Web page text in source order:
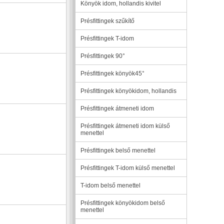
Könyök idom, hollandis kivitel
Présfittingek szűkítő
Présfittingek T-idom
Présfittingek 90°
Présfittingek könyök45°
Présfittingek könyökidom, hollandis
Présfittingek átmeneti idom
Présfittingek átmeneti idom külső
menettel
Présfittingek belső menettel
Présfittingek T-idom külső menettel
T-idom belső menettel
Présfittingek könyökidom belső
menettel